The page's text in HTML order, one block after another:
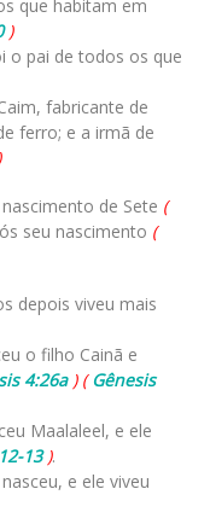
que habitam em
)
o pai de todos os que
fabricante de
ferro; e a irmã de
de Sete (
seu nascimento (
depois viveu mais
o filho Cainã e
4:26a) (Gênesis
Maalaleel, e ele
13).
e ele viveu